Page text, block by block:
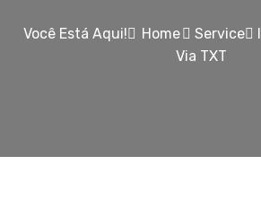
Você Está Aqui! Home Service
Via TXT